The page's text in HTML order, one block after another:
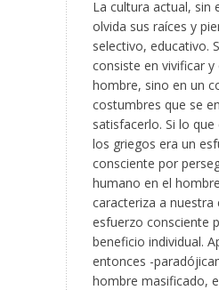
La cultura actual, sin
olvida sus raíces y
selectivo, educativo.
consiste en vivificar y
hombre, sino en un
costumbres que se
satisfacerlo. Si lo
los griegos era un
consciente por
humano en el
caracteriza a nuestra
esfuerzo consciente
beneficio individual.
entonces -
hombre masificado,